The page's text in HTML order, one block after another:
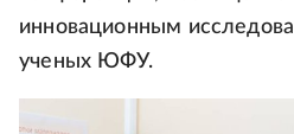
инновационным
ученых ЮФУ.